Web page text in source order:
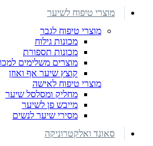
מוצרי טיפוח לשיער
מוצרי טיפוח לגבר
מכונות גילוח
מכונות תספורת
מוצרים משלימים
קוצץ שיער אף ואוזן
מוצרי טיפוח לאישה
מחליק ומסלסל שיער
מייבש פן לשיער
מסירי שיער לנשים
סאונד ואלקטרוניקה